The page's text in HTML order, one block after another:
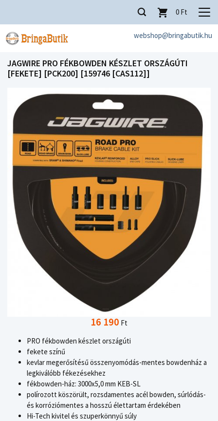
webshop@bringabutik.hu
0 Ft
JAGWIRE PRO FÉKBOWDEN KÉSZLET ORSZÁGÚTI
[FEKETE] [PCK200] [159746 [CAS112]]
16 190 Ft
PRO fékbowden készlet országúti
fekete színű
kevlar megerősítésű összenyomódás-mentes bowdenház a
legkiválóbb fékezésekhez
fékbowden-ház: 3000x5,0 mm KEB-SL
polírozott köszörült, rozsdamentes acél bowden, súrlódás-
és korróziómentes a hosszú élettartam érdekében
Hi-Tech kivitel és szuperkönnyű súly